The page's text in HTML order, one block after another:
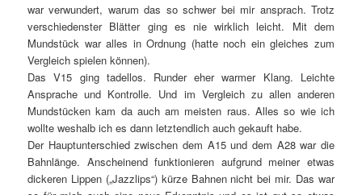
war verwundert, warum das so schwer bei mir ansprach. Trotz
verschiedenster Blätter ging es nie wirklich leicht. Mit dem
Mundstück war alles in Ordnung (hatte noch ein gleiches zum
Vergleich spielen können).
Das V15 ging tadellos. Runder eher warmer Klang. Leichte
Ansprache und Kontrolle. Und im Vergleich zu allen anderen
Mundstücken kam da auch am meisten raus. Alles so wie ich
wollte weshalb ich es dann letztendlich auch gekauft habe.
Der Hauptunterschied zwischen dem A15 und dem A28 war die
Bahnlänge. Anscheinend funktionieren aufgrund meiner etwas
dickeren Lippen („Jazzlips“) kürze Bahnen nicht bei mir. Das war